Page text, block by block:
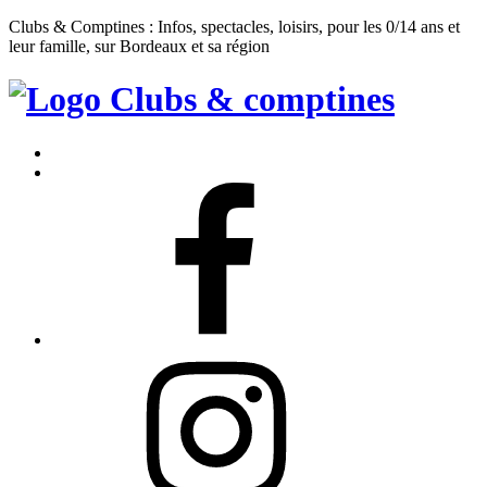
Clubs & Comptines : Infos, spectacles, loisirs, pour les 0/14 ans et
leur famille, sur Bordeaux et sa région
Clubs
Comptines